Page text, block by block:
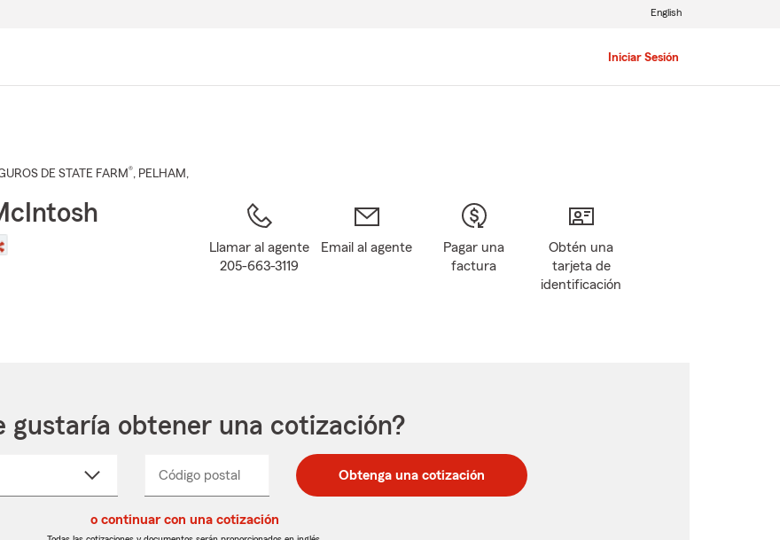
Iniciar Sesión
English
DE STATE FARM®, PELHAM ,
Llamar al agente
205-663-3119
Email al agente
Pagar una
factura
Obtén una
tarjeta de
identificación
gustaría obtener una cotización?
Código postal
postal
postal
_____ Obtenga una cotización
o continuar con una cotización